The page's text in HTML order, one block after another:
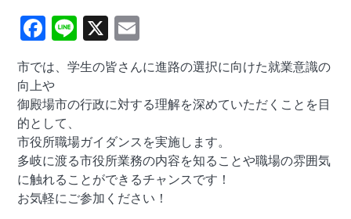
Facebook
Line
X
市では、学生の皆さんに進路の選択に向けた就業意識の
向上や
御殿場市の行政に対する理解を深めていただくことを目
的として、
市役所職場ガイダンスを実施します。
多岐に渡る市役所業務の内容を知ることや職場の雰囲気
に触れることができるチャンスです！
お気軽にご参加ください！